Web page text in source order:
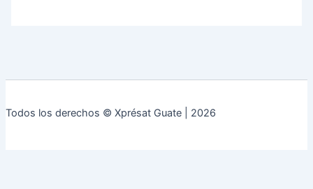
Todos los derechos © Xprésat Guate | 2026